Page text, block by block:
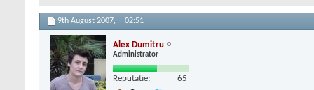
9th August 2007, 02:51
Alex Dumitru
Administrator
Reputatie: 65